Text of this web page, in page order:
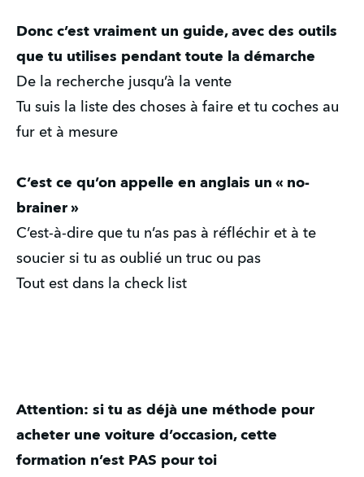
Donc c’est vraiment un guide, avec des outils
que tu utilises pendant toute la démarche
De la recherche jusqu’à la vente
Tu suis la liste des choses à faire et tu coches au
fur et à mesure
C’est ce qu’on appelle en anglais un « no-
brainer »
C’est-à-dire que tu n’as pas à réfléchir et à te
soucier si tu as oublié un truc ou pas
Tout est dans la check list
Attention: si tu as déjà une méthode pour
acheter une voiture d’occasion, cette
formation n’est PAS pour toi